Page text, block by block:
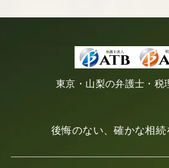
東京・山梨の弁護士・税
後悔のない、確かな相続